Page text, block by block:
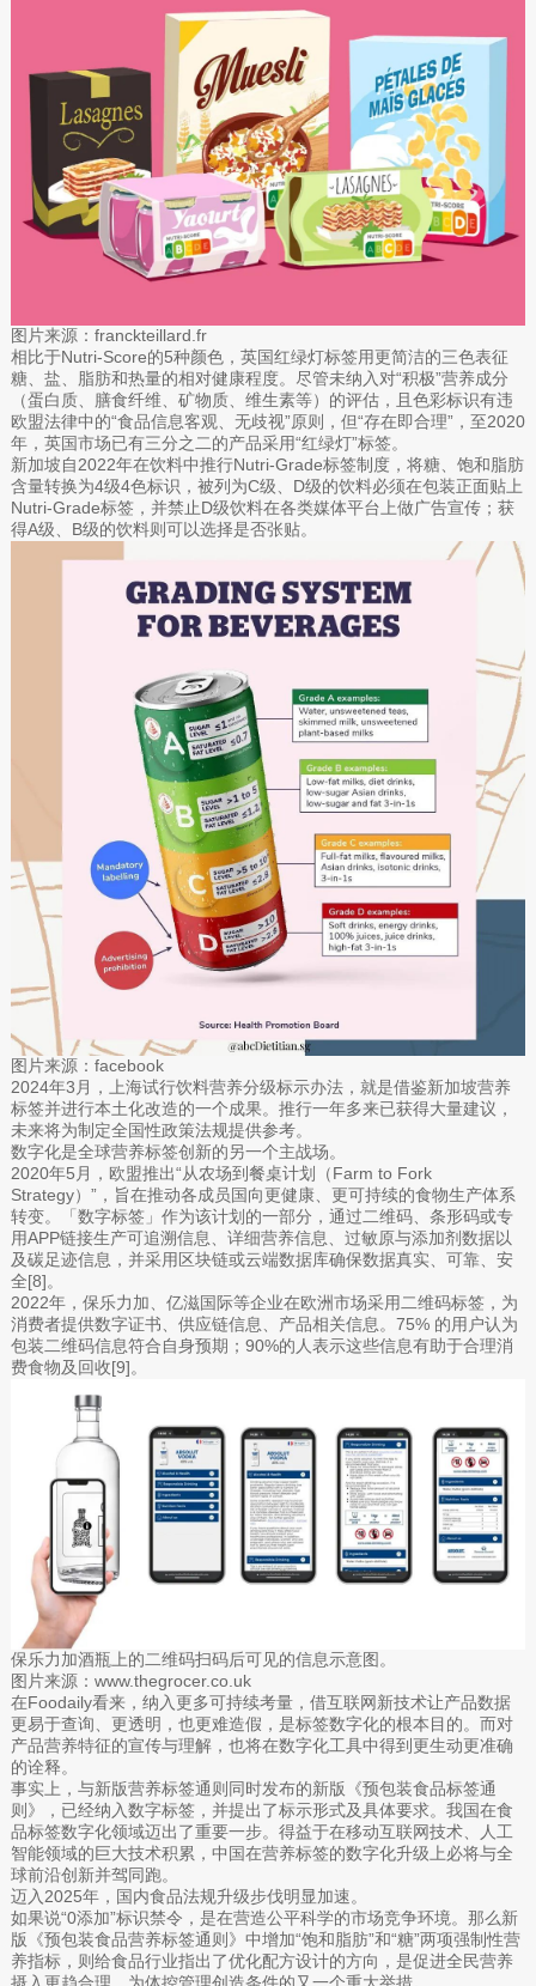
图片来源：franckteillard.fr
相比于Nutri-Score的5种颜色，英国红绿灯标签用更简洁的三色表征
糖、盐、脂肪和热量的相对健康程度。尽管未纳入对“积极”营养成分
（蛋白质、膳食纤维、矿物质、维生素等）的评估，且色彩标识有违
欧盟法律中的“食品信息客观、无歧视”原则，但“存在即合理”，至2020
年，英国市场已有三分之二的产品采用“红绿灯”标签。
新加坡自2022年在饮料中推行Nutri-Grade标签制度，将糖、饱和脂肪
含量转换为4级4色标识，被列为C级、D级的饮料必须在包装正面贴上
Nutri-Grade标签，并禁止D级饮料在各类媒体平台上做广告宣传；获
得A级、B级的饮料则可以选择是否张贴。
图片来源：facebook
2024年3月，上海试行饮料营养分级标示办法，就是借鉴新加坡营养
标签并进行本土化改造的一个成果。推行一年多来已获得大量建议，
未来将为制定全国性政策法规提供参考。
数字化是全球营养标签创新的另一个主战场。
2020年5月，欧盟推出“从农场到餐桌计划（Farm to Fork
Strategy）”，旨在推动各成员国向更健康、更可持续的食物生产体系
转变。「数字标签」作为该计划的一部分，通过二维码、条形码或专
用APP链接生产可追溯信息、详细营养信息、过敏原与添加剂数据以
及碳足迹信息，并采用区块链或云端数据库确保数据真实、可靠、安
全[8]。
2022年，保乐力加、亿滋国际等企业在欧洲市场采用二维码标签，为
消费者提供数字证书、供应链信息、产品相关信息。75% 的用户认为
包装二维码信息符合自身预期；90%的人表示这些信息有助于合理消
费食物及回收[9]。
保乐力加酒瓶上的二维码扫码后可见的信息示意图。
图片来源：www.thegrocer.co.uk
在Foodaily看来，纳入更多可持续考量，借互联网新技术让产品数据
更易于查询、更透明，也更难造假，是标签数字化的根本目的。而对
产品营养特征的宣传与理解，也将在数字化工具中得到更生动更准确
的诠释。
事实上，与新版营养标签通则同时发布的新版《预包装食品标签通
则》，已经纳入数字标签，并提出了标示形式及具体要求。我国在食
品标签数字化领域迈出了重要一步。得益于在移动互联网技术、人工
智能领域的巨大技术积累，中国在营养标签的数字化升级上必将与全
球前沿创新并驾同跑。
迈入2025年，国内食品法规升级步伐明显加速。
如果说“0添加”标识禁令，是在营造公平科学的市场竞争环境。那么新
版《预包装食品营养标签通则》中增加“饱和脂肪”和“糖”两项强制性营
养指标，则给食品行业指出了优化配方设计的方向，是促进全民营养
摄入更趋合理、为体控管理创造条件的又一个重大举措。